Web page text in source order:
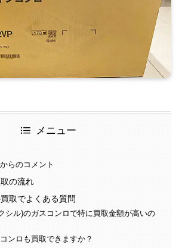
メニュー
らのコメント
の流れ
取でよくある質問
シル)のガスコンロで特に買取金額が高いの
ンロも買取できますか？